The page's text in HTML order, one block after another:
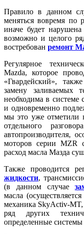
Правило в данном
меняться вовремя по
иначе будет
возможно и целого
востребован ремонт
Регулярное
Mazda, которое
«Гвардейский»,
замену заливаемых
необходима в системе
и одновременно
мы это уже отметили
отдельного
автопроизводителя,
моторов серии MZR
расход масла Мазда
Также проводится
жидкости,
(в данном случае
масла (осуществляется
механика SkyActiv-
ряд других
определенные